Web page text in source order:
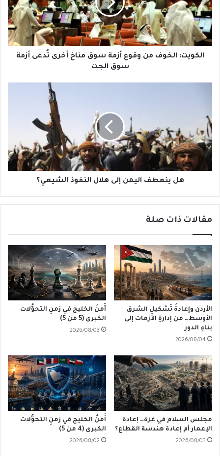
أزمة
سوق
مناخ
أخرى
تُدعى
أزمةالكويت: الخوف من وقوع أزمة سوق مناخ أخرى تُدعى أزمة
سوق الجت
إلى
هلال
النفوذ
الشيعي؟
هل ينعطف اليمن إلى هلال النفوذ الشيعي؟
مقالات ذات صلة
الأردن وإعادةُ تَشكيلِ الشرق
الأوسط… من إدارةِ الأزمات إلى
بناءِ الدور
2026/08/04
أَمنُ الخليج في زمنِ التحوُّلات
الكبرى (5 من 5)
2026/08/03
مجلس السلام في غزة… إعادة
الإعمار أم إعادة هندسة القطاع؟
2026/08/03
أَمنُ الخليج في زمنِ التحوُّلات
الكبرى (4 من 5)
2026/08/02